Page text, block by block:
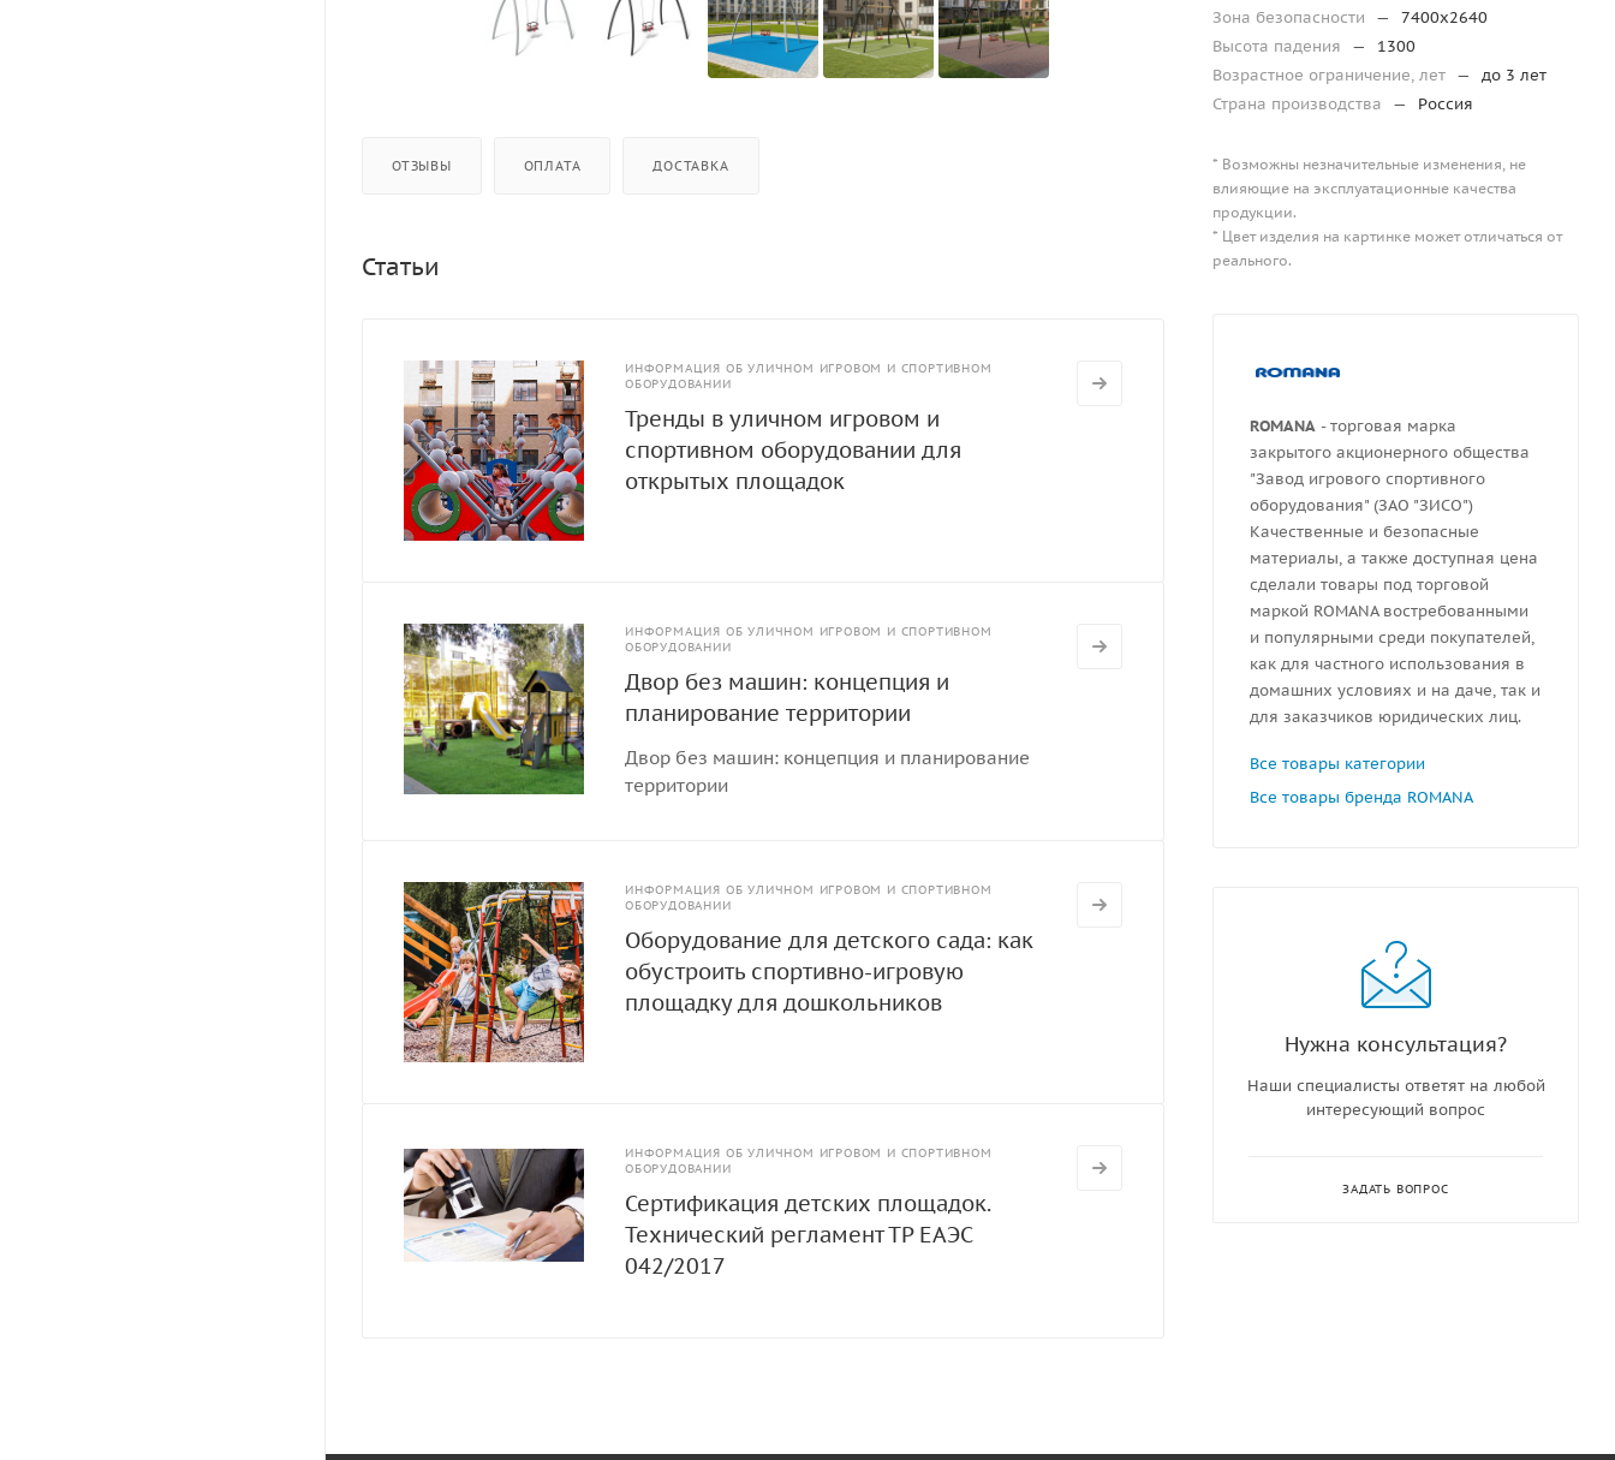
ОТЗЫВЫ ОПЛАТА ДОСТАВКА
Статьи
ИНФОРМАЦИЯ ОБ УЛИЧНОМ ИГРОВОМ И СПОРТИВНОМ
ОБОРУДОВАНИИ
Тренды в уличном игровом и
спортивном оборудовании для
открытых площадок
ИНФОРМАЦИЯ ОБ УЛИЧНОМ ИГРОВОМ И СПОРТИВНОМ
ОБОРУДОВАНИИ
Двор без машин: концепция и
планирование территории
Двор без машин: концепция и планирование
территории
ИНФОРМАЦИЯ ОБ УЛИЧНОМ ИГРОВОМ И СПОРТИВНОМ
ОБОРУДОВАНИИ
Оборудование для детского сада: как
обустроить спортивно-игровую
площадку для дошкольников
ИНФОРМАЦИЯ ОБ УЛИЧНОМ ИГРОВОМ И СПОРТИВНОМ
ОБОРУДОВАНИИ
Сертификация детских площадок.
Технический регламент ТР ЕАЭС
042/2017
Зона безопасности
—
7400х2640
Высота падения
—
1300
Возрастное ограничение, лет —
до 3 лет
Страна производства
— Россия
* Возможны незначительные изменения, не
влияющие на эксплуатационные качества
продукции.
* Цвет изделия на картинке может отличаться от
реального.
ROMANA - торговая марка
закрытого акционерного общества
"Завод игрового спортивного
оборудования" (ЗАО "ЗИСО")
Качественные и безопасные
материалы, а также доступная цена
сделали товары под торговой
маркой ROMANA востребованными
и популярными среди покупателей,
как для частного использования в
домашних условиях и на даче, так и
для заказчиков юридических лиц.
Все товары категории
Все товары бренда ROMANA
Нужна консультация?
Наши специалисты ответят на любой
интересующий вопрос
ЗАДАТЬ ВОПРОС